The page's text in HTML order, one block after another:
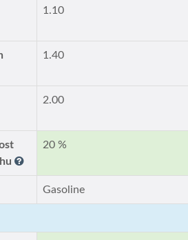
1.10
1.40
2.00
20 %
Gasoline